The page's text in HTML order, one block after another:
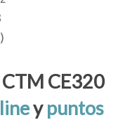
CE320
ypuntos